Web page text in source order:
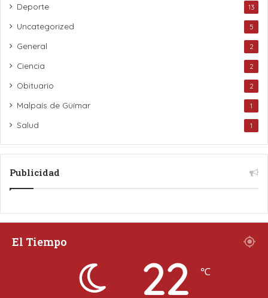
Deporte 13
Uncategorized 5
General 2
Ciencia 2
Obituario 2
Malpaís de Güímar 1
Salud 1
Publicidad
El Tiempo
22 ℃